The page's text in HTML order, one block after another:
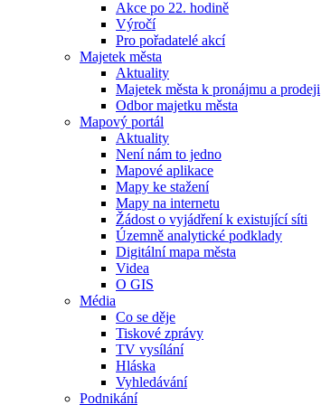
Akce po 22. hodině
Výročí
Pro pořadatelé akcí
Majetek města
Aktuality
Majetek města k pronájmu a prodeji
Odbor majetku města
Mapový portál
Aktuality
Není nám to jedno
Mapové aplikace
Mapy ke stažení
Mapy na internetu
Žádost o vyjádření k existující síti
Územně analytické podklady
Digitální mapa města
Videa
O GIS
Média
Co se děje
Tiskové zprávy
TV vysílání
Hláska
Vyhledávání
Podnikání